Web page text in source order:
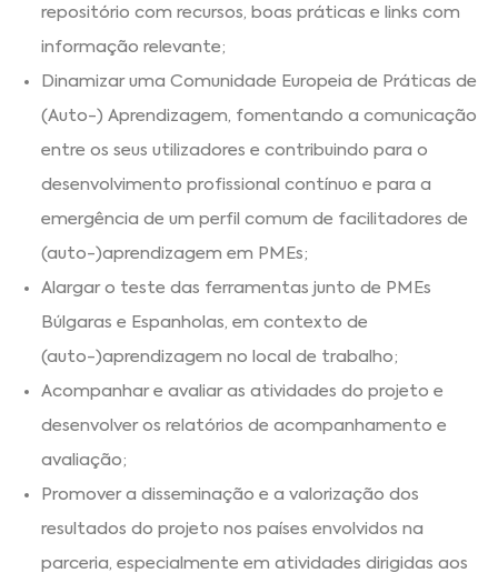
repositório com recursos, boas práticas e links com
informação relevante;
Dinamizar uma Comunidade Europeia de Práticas de
(Auto-) Aprendizagem, fomentando a comunicação
entre os seus utilizadores e contribuindo para o
desenvolvimento profissional contínuo e para a
emergência de um perfil comum de facilitadores de
(auto-)aprendizagem em PMEs;
Alargar o teste das ferramentas junto de PMEs
Búlgaras e Espanholas, em contexto de
(auto-)aprendizagem no local de trabalho;
Acompanhar e avaliar as atividades do projeto e
desenvolver os relatórios de acompanhamento e
avaliação;
Promover a disseminação e a valorização dos
resultados do projeto nos países envolvidos na
parceria, especialmente em atividades dirigidas aos